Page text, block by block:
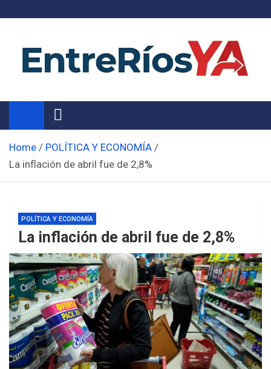
Noticias de Entre Ríos
Información de toda la provincia ahora
Home
POLÍTICA Y ECONOMÍA
La inflación de abril fue de 2,8%
POLÍTICA Y ECONOMÍA
La inflación de abril fue de 2,8%